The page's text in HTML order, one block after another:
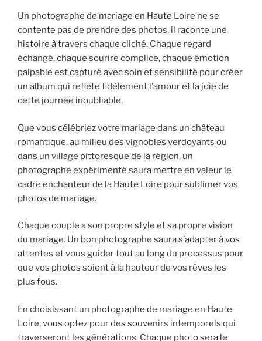
Un photographe de mariage en Haute Loire ne se
contente pas de prendre des photos, il raconte une
histoire à travers chaque cliché. Chaque regard
échangé, chaque sourire complice, chaque émotion
palpable est capturé avec soin et sensibilité pour créer
un album qui reflète fidèlement l’amour et la joie de
cette journée inoubliable.
Que vous célébriez votre mariage dans un château
romantique, au milieu des vignobles verdoyants ou
dans un village pittoresque de la région, un
photographe expérimenté saura mettre en valeur le
cadre enchanteur de la Haute Loire pour sublimer vos
photos de mariage.
Chaque couple a son propre style et sa propre vision
du mariage. Un bon photographe saura s’adapter à vos
attentes et vous guider tout au long du processus pour
que vos photos soient à la hauteur de vos rêves les
plus fous.
En choisissant un photographe de mariage en Haute
Loire, vous optez pour des souvenirs intemporels qui
traverseront les générations. Chaque photo sera le